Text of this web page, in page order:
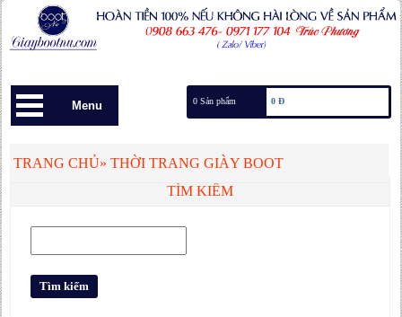
TÌM KIẾM
TRANG CHỦ»THỜI TRANG GIÀY BOOT
0 Sản phẩm 0 Đ
Menu